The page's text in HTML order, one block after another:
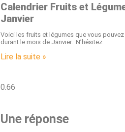
Calendrier Fruits et
Janvier
Voici les fruits et légumes que vous pouvez
durant le mois de Janvier. N’hésitez
Lire la suite »
Une réponse